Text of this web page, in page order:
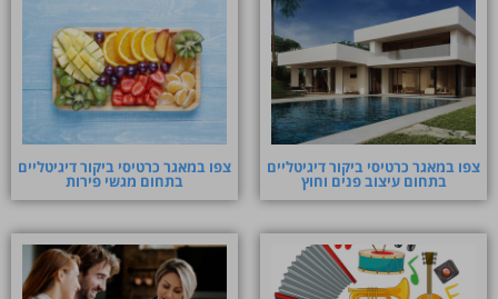
צפו במאגר כרטיסי ביקור דיגיטליים
בתחום עיצוב פנים וחוץ
צפו במאגר כרטיסי ביקור דיגיטליים
בתחום מגשי פירות